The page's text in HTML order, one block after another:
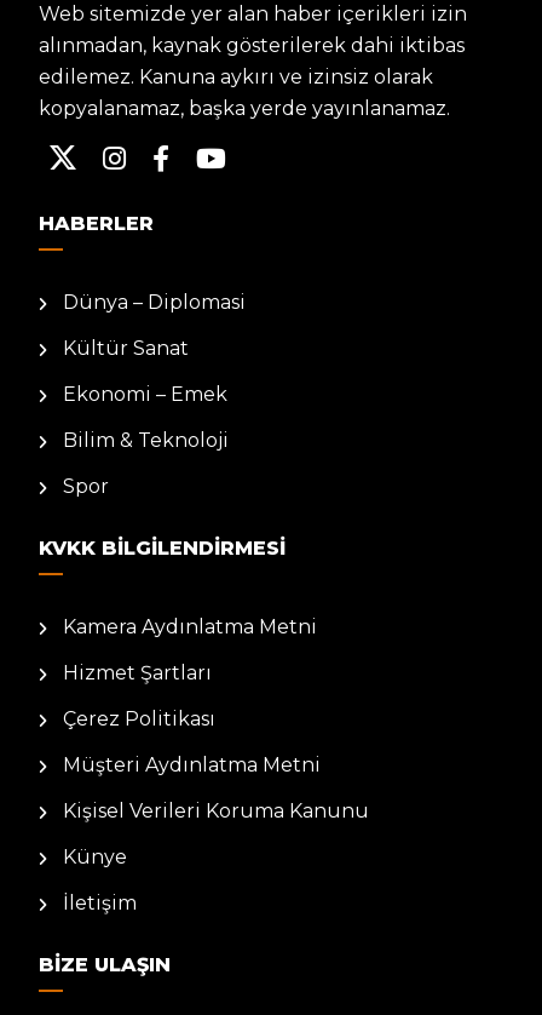
Web sitemizde yer alan haber içerikleri izin
alınmadan, kaynak gösterilerek dahi iktibas
edilemez. Kanuna aykırı ve izinsiz olarak
kopyalanamaz, başka yerde yayınlanamaz.
HABERLER
Dünya – Diplomasi
Kültür Sanat
Ekonomi – Emek
Bilim & Teknoloji
Spor
KVKK BILGILENDIRMESI
Kamera Aydınlatma Metni
Hizmet Şartları
Çerez Politikası
Müşteri Aydınlatma Metni
Kişisel Verileri Koruma Kanunu
Künye
İletişim
BIZE ULAŞIN